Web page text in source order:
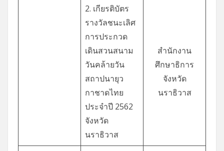
2. เกียรติบัตร
รางวัลชนะเลิศ
การประกวด
เดินสวนสนาม
วันคล้ายวัน
สถาปนายุว
กาชาดไทย
ประจำปี 2562
จังหวัด
นราธิวาส
สำนักงาน
ศึกษาธิการ
จังหวัด
นราธิวาส